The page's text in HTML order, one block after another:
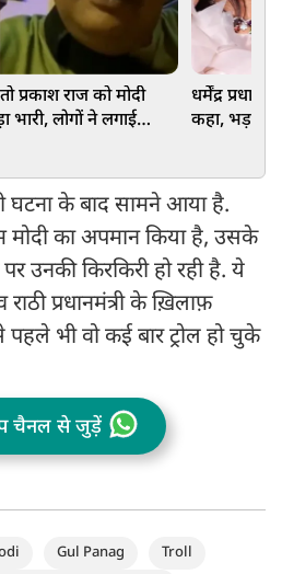
प्रकाश राज को मोदी
भारी, लोगों ने लगाई
धर्मेंद्र प्रधान
कहा, भड़क
घटना के बाद सामने आया है.
मोदी का अपमान किया है, उसके
उनकी किरकिरी हो रही है. ये
प्रधानमंत्री के ख़िलाफ़
भी वो कई बार ट्रोल हो चुके
चैनल से जुड़ें
Gul Panag
Troll